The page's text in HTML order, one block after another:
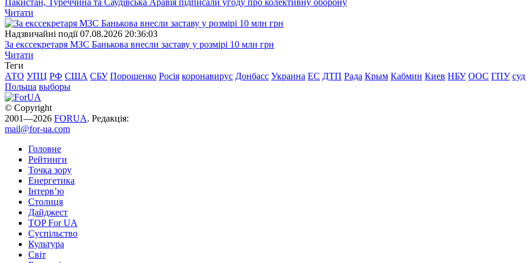
Читати
Надзвичайні події 07.08.2026 20:36:03
За екссекретаря МЗС Банькова внесли заставу у розмірі 10 млн грн
Читати
Теги
АТО УПЦ РФ США СБУ Порошенко Росія коронавирус Донбасс Украина ЕС ДТП Рада Крым Кабмин Киев НБУ ООС ГПУ суд
Польша выборы
© Copyright
2001—2026 FORUA. Редакція:
mail@for-ua.com
Головне
Рейтинги
Точка зору
Енергетика
Інтерв’ю
Столиця
Дайджест
TOP For UA
Суспiльство
Культура
Світ